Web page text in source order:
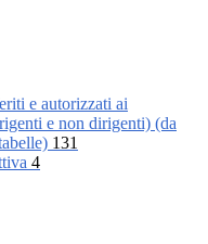
e autorizzati ai
e non dirigenti) (da
131
4